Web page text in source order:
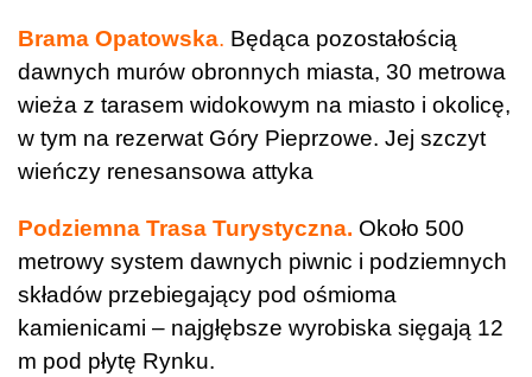
Brama Opatowska. Będąca pozostałością
dawnych murów obronnych miasta, 30 metrowa
wieża z tarasem widokowym na miasto i okolicę,
w tym na rezerwat Góry Pieprzowe. Jej szczyt
wieńczy renesansowa attyka
Podziemna Trasa Turystyczna. Około 500
metrowy system dawnych piwnic i podziemnych
składów przebiegający pod ośmioma
kamienicami – najgłębsze wyrobiska sięgają 12
m pod płytę Rynku.